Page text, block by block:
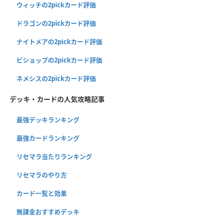
ウィッチの2pickカード評価
ドラゴンの2pickカード評価
ナイトメアの2pickカード評価
ビショップの2pickカード評価
ネメシスの2pickカード評価
デッキ・カードの人気攻略記事
最強デッキランキング
最強カードランキング
リセマラ当たりランキング
リセマラのやり方
カード一覧と効果
無課金おすすめデッキ